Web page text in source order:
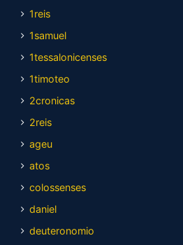
1reis
1samuel
1tessalonicenses
1timoteo
2cronicas
2reis
ageu
atos
colossenses
daniel
deuteronomio